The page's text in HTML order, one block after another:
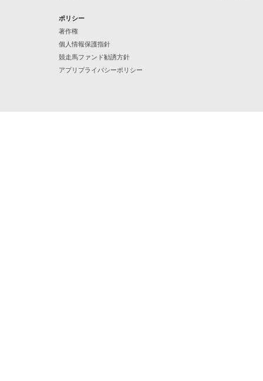
ポリシー
著作権
個人情報保護指針
競走馬ファンド勧誘方針
アプリプライバシーポリシー